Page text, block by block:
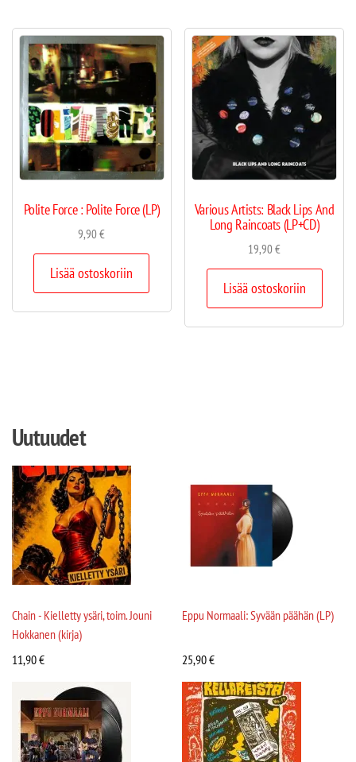
Polite Force : Polite Force (LP)
9,90€
Lisää ostoskoriin
Various Artists: Black Lips And
Long Raincoats (LP+CD)
19,90€
Lisää ostoskoriin
Uutuudet
Chain - Kielletty ysäri, toim. Jouni
Hokkanen (kirja)
11,90€
Eppu Normaali: Syvään päähän (LP)
25,90€